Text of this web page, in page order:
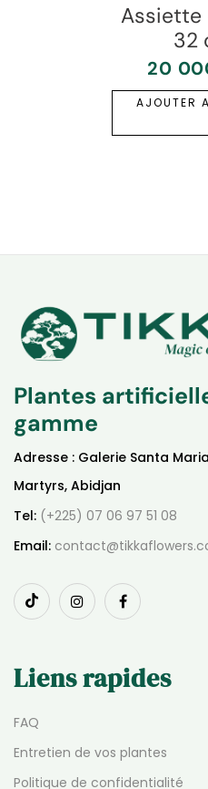
Assiette
32
20
AJOUTER
Plantes
gamme
Adresse : Galerie Santa
Martyrs, Abidjan
Tel: (+225) 07 06 97 51 08
Email:
Liens rapides
FAQ
Entretien de vos plantes
Politique de confidentialité